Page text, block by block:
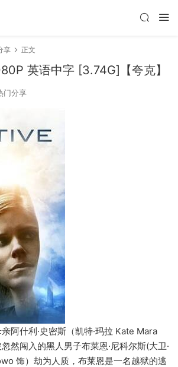
享 正文
英语中字 [3.74G]【夸克】
门分享
阿什利·史密斯（凯特·玛拉 Kate Mara
然闯入的黑人男子布莱恩·尼科尔斯(大卫·
饰）劫为人质，布莱恩是一名越狱的逃